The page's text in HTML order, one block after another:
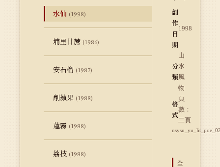
水仙 (1998)
埔里甘蔗 (1986)
安石榴 (1987)
削蘋果 (1988)
蓮霧 (1988)
荔枝 (1988)
創
作
日
期
1998
分
類
山
水
風
物
格
式
頁
數：
二頁
全